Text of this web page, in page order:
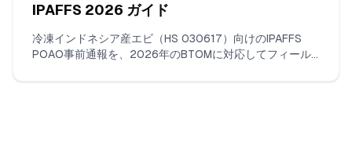
IPAFFS 2026 ガイド
冷凍インドネシア産エビ（HS 030617）向けのIPAFFS
POAO事前通報を、2026年のBTOMに対応してフィール